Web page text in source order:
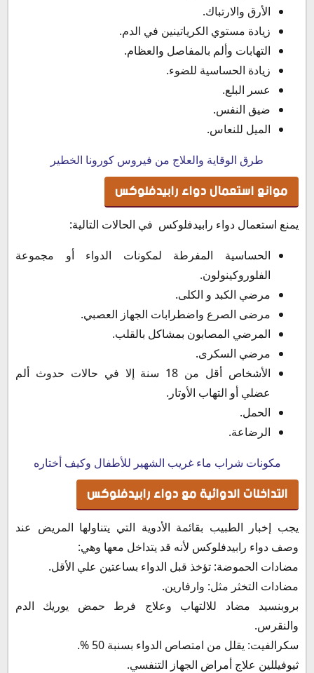
الأرق والارتباك.
زيادة مستوي الكرياتينين في الدم.
التهابات وألم بالمفاصل والعظام.
زيادة الحساسية للضوء.
عسر البلع.
ضيق النفس.
الميل للنعاس.
طرق الوقاية والعلاج من فيروس كورونا الخطير
موانع استعمال دواء رابيدفلوكس
يمنع استعمال دواء رابيدفلوكس في الحالات التالية:
الحساسية المفرطة لمكونات الدواء أو مجموعة
الفلوروكينولون.
مرضي الكبد و الكلى.
مرضى الصرع واضطرابات الجهاز العصبي.
المرضي المصابون بمشاكل بالقلب.
مرضي السكرى.
الأشخاص أقل من 18 سنة إلا في حالات حدوث ألم
عضلي أو التهاب الأوتار.
الحمل.
الرضاعة.
مكونات شراب ماء غريب الشهير للأطفال وكيف أختاره
التداخلات الدوائية مع دواء رابيدفلوكس
يجب إخبار الطبيب بقائمة الأدوية التي يتناولها المريض عند
وصف دواء رابيدفلوكس لأنه قد يتداخل معها وهي:
مضادات الحموضة: تؤخذ قبل الدواء بساعتين علي الأقل.
مضادات التخثر مثل: وارفارين.
بروبنسيد مضاد للالتهاب وعلاج فرط حمض يوريك الدم
والنقرس.
سكرالفيت: يقلل من امتصاص الدواء بسنبة 50 %.
ثيوفيللين علاج أمراض الجهاز التنفسي.